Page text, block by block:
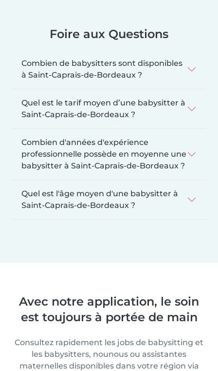
Foire aux Questions
Combien de babysitters sont disponibles
à Saint-Caprais-de-Bordeaux ?
Quel est le tarif moyen d’une babysitter à
Saint-Caprais-de-Bordeaux ?
Combien d'années d'expérience
professionnelle possède en moyenne une
babysitter à Saint-Caprais-de-Bordeaux ?
Quel est l'âge moyen d'une babysitter à
Saint-Caprais-de-Bordeaux ?
Avec notre application, le soin
est toujours à portée de main
Consultez rapidement les jobs de babysitting et
les babysitters, nounous ou assistantes
maternelles disponibles dans votre région via